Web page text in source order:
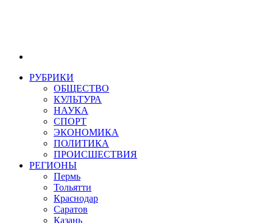
РУБРИКИ
ОБЩЕСТВО
КУЛЬТУРА
НАУКА
СПОРТ
ЭКОНОМИКА
ПОЛИТИКА
ПРОИСШЕСТВИЯ
РЕГИОНЫ
Пермь
Тольятти
Краснодар
Саратов
Казань